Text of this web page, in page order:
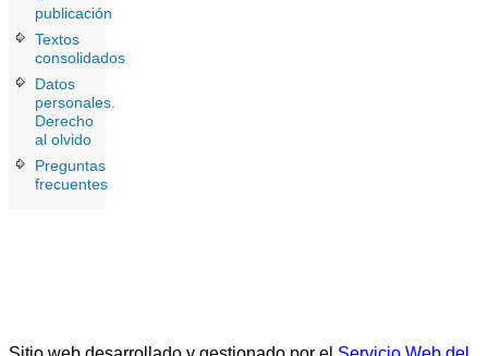
publicación
Textos
consolidados
Datos
personales.
Derecho
al olvido
Preguntas
frecuentes